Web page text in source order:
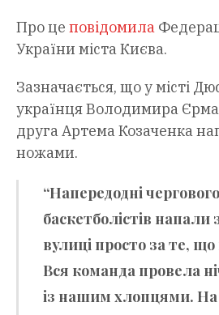
Про це повідомила
України міста Києва.
Зазначається, що у місті
українця Володимира
друга Артема Козаченка
ножами.
“Напередодні
баскетболістів
вулиці просто за те, що
Вся команда провела
із нашим хлопцями.